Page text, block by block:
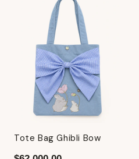
Tote Bag Ghibli Bow